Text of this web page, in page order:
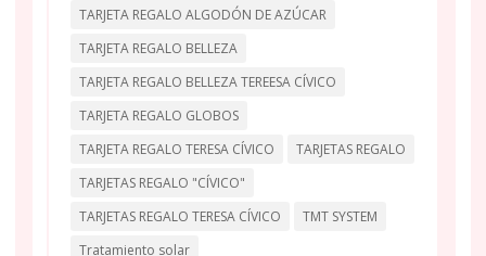
TARJETA REGALO ALGODÓN DE AZÚCAR
TARJETA REGALO BELLEZA
TARJETA REGALO BELLEZA TEREESA CÍVICO
TARJETA REGALO GLOBOS
TARJETA REGALO TERESA CÍVICO
TARJETAS REGALO
TARJETAS REGALO "CÍVICO"
TARJETAS REGALO TERESA CÍVICO
TMT SYSTEM
Tratamiento solar